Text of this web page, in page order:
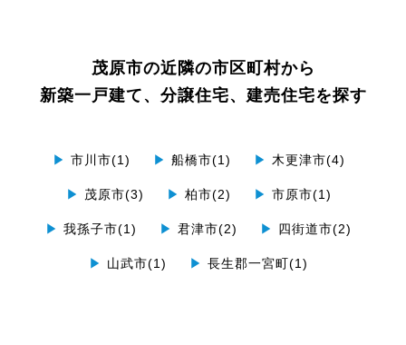
茂原市の近隣の市区町村から
新築一戸建て、分譲住宅、建売住宅を探す
▶ 市川市(1) ▶ 船橋市(1) ▶ 木更津市(4)
▶ 茂原市(3) ▶ 柏市(2) ▶ 市原市(1)
▶ 我孫子市(1) ▶ 君津市(2) ▶ 四街道市(2)
▶ 山武市(1) ▶ 長生郡一宮町(1)